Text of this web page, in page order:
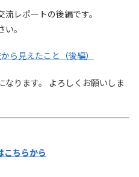
レポートの後編です。
。
ら見えたこと（後編）
なります。 よろしくお願いしま
こちらから